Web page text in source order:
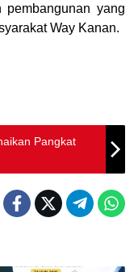
yang
Way Kanan.
Pangkat